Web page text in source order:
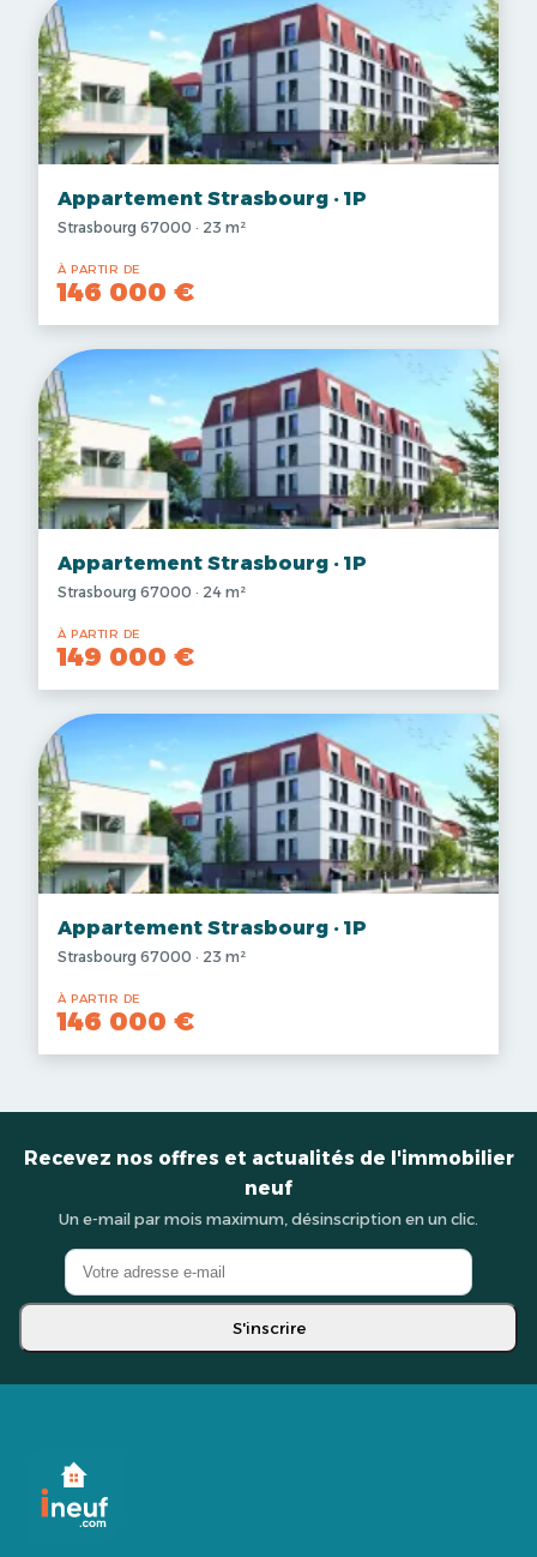
Appartement Strasbourg · 1P
Strasbourg 67000 · 23 m²
À PARTIR DE
146 000 €
Appartement Strasbourg · 1P
Strasbourg 67000 · 24 m²
À PARTIR DE
149 000 €
Appartement Strasbourg · 1P
Strasbourg 67000 · 23 m²
À PARTIR DE
146 000 €
Recevez nos offres et actualités de l'immobilier
neuf
Un e-mail par mois maximum, désinscription en un clic.
S'inscrire